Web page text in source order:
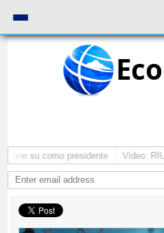
su como presidente Video: